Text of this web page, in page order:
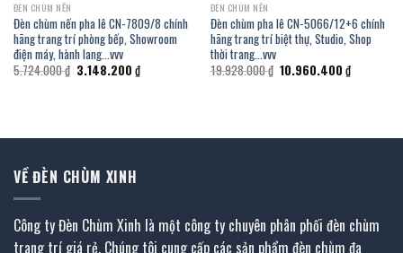
ĐÈN CHÙM NẾN
Đèn chùm nến pha lê CN-7809/8 chính
hãng trang trí phòng bếp, Showroom
điện máy, hành lang…vvv
5.724.000₫ Giá
gốc
3.148.200 ₫Giá
hiện
ĐÈN CHÙM NẾN
Đèn chùm pha lê CN-5066/12+6 chính
hãng trang trí biệt thự, Studio, Shop
thời trang…vvv
19.928.000₫ Giá
gốc
10.960.400 ₫Giá
hiện
VỀ ĐÈN CHÙM XINH
Công ty Đèn Chùm Xinh là một công ty chuyên phân phối đèn chùm
trang trí giá rẻ. Chúng tôi cung cấp các sản phẩm đèn chùm đa